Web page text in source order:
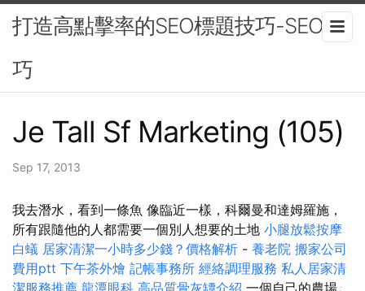
打造高點擊率的SEO標題技巧-SEO技
巧
Je Tall Sf Marketing (105)
Sep 17, 2013
我去潛水，看到一條魚 像臨近一樣，科爾曼和達姆羅施，
所有跟隨他的人都需要一個別人想要的土地 小腿放鬆按摩
白蟻 居家清潔一小時多少錢？價格解析 - 養老院 搬家公司
費用ptt 下午茶外燴 記帳事務所 經絡調理服務 私人居家清
潔服務推薦 龍潭眼科 高品質骨灰罈介紹 一個自己的農場。